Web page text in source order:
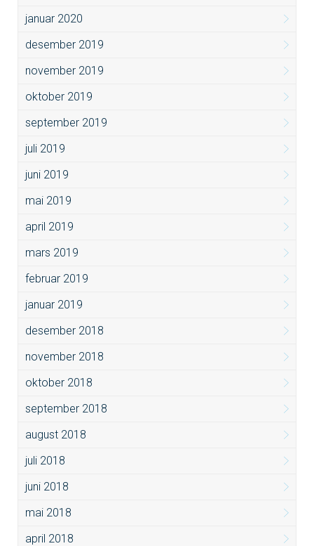
januar 2020
desember 2019
november 2019
oktober 2019
september 2019
juli 2019
juni 2019
mai 2019
april 2019
mars 2019
februar 2019
januar 2019
desember 2018
november 2018
oktober 2018
september 2018
august 2018
juli 2018
juni 2018
mai 2018
april 2018